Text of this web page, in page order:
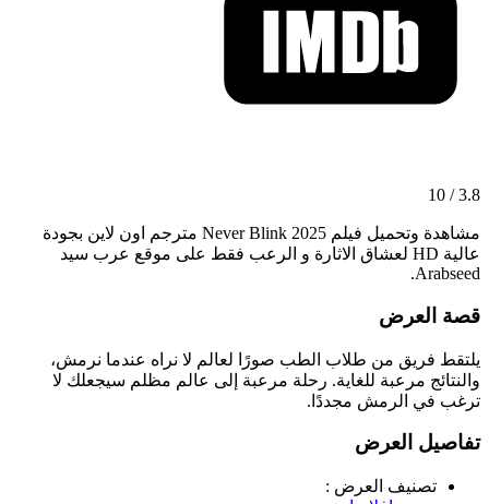
3.8 / 10
مشاهدة وتحميل فيلم Never Blink 2025 مترجم اون لاين بجودة
عالية HD لعشاق الاثارة و الرعب فقط على موقع عرب سيد
Arabseed.
قصة العرض
يلتقط فريق من طلاب الطب صورًا لعالم لا نراه عندما نرمش،
والنتائج مرعبة للغاية. رحلة مرعبة إلى عالم مظلم سيجعلك لا
ترغب في الرمش مجددًا.
تفاصيل العرض
تصنيف العرض :